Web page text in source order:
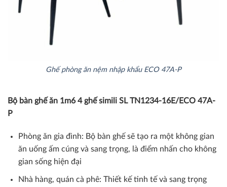
Ghế phòng ăn nệm nhập khẩu ECO 47A-P
Bộ bàn ghế ăn 1m6 4 ghế simili SL TN1234-16E/ECO 47A-
P
Phòng ăn gia đình: Bộ bàn ghế sẽ tạo ra một không gian
ăn uống ấm cúng và sang trọng, là điểm nhấn cho không
gian sống hiện đại
Nhà hàng, quán cà phê: Thiết kế tinh tế và sang trọng